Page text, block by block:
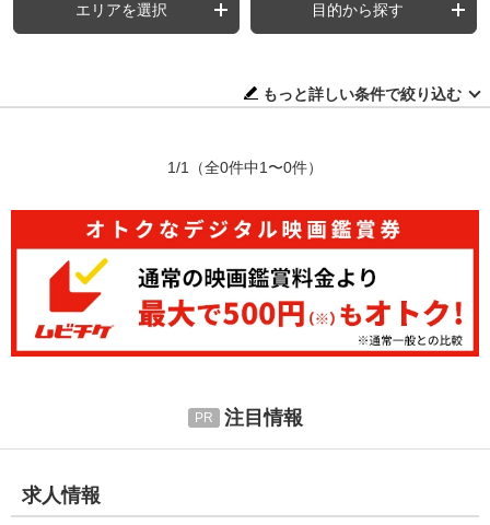
エリアを選択 目的から探す
もっと詳しい条件で絞り込む
1/1 （全0件中1〜0件）
注目情報
求人情報